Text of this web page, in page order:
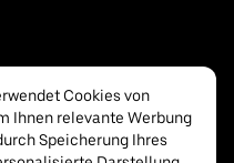
Cookies von
Ihnen relevante Werbung
Speicherung Ihres